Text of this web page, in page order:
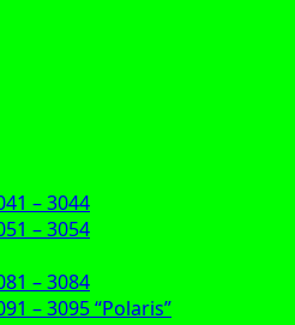
– 3044
– 3054
– 3084
– 3095 “Polaris”